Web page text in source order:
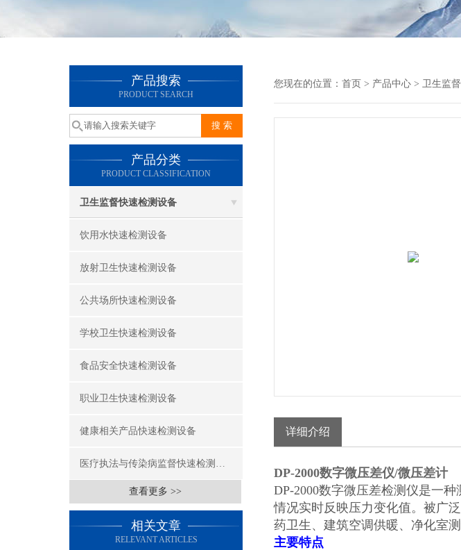
产品搜索
PRODUCT SEARCH
产品分类
PRODUCT CLASSIFICATION
卫生监督快速检测设备
饮用水快速检测设备
放射卫生快速检测设备
公共场所快速检测设备
学校卫生快速检测设备
食品安全快速检测设备
职业卫生快速检测设备
健康相关产品快速检测设备
医疗执法与传染病监督快速检测设备
查看更多 >>
相关文章
RELEVANT ARTICLES
您现在的位置： 首页 > 产品中心 > 卫生监
详细介绍
DP-2000数字微压差仪/微压差计
DP-2000数字微压差检测仪是一
情况实时反映压力变化值。被广
药卫生、建筑空调供暖、净化室
主要特点